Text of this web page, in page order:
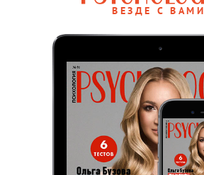
ВЕЗДЕ С ВАМИ